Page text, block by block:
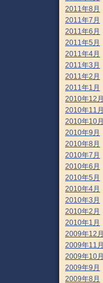
2011年8月
2011年7月
2011年6月
2011年5月
2011年4月
2011年3月
2011年2月
2011年1月
2010年12月
2010年11月
2010年10月
2010年9月
2010年8月
2010年7月
2010年6月
2010年5月
2010年4月
2010年3月
2010年2月
2010年1月
2009年12月
2009年11月
2009年10月
2009年9月
2009年8月